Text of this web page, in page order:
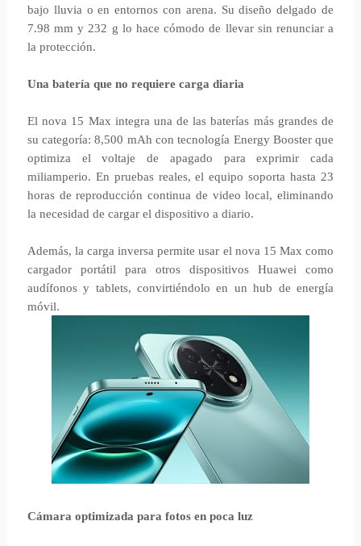
bajo lluvia o en entornos con arena. Su diseño delgado de
7.98 mm y 232 g lo hace cómodo de llevar sin renunciar a
la protección.
Una batería que no requiere carga diaria
El nova 15 Max integra una de las baterías más grandes de
su categoría: 8,500 mAh con tecnología Energy Booster que
optimiza el voltaje de apagado para exprimir cada
miliamperio. En pruebas reales, el equipo soporta hasta 23
horas de reproducción continua de video local, eliminando
la necesidad de cargar el dispositivo a diario.
Además, la carga inversa permite usar el nova 15 Max como
cargador portátil para otros dispositivos Huawei como
audífonos y tablets, convirtiéndolo en un hub de energía
móvil.
Cámara optimizada para fotos en poca luz